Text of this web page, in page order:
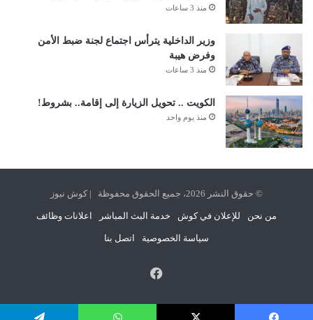
منذ 3 ساعات
وزير الداخلية يترأس اجتماع لجنة ضبط الأمن
وفرض هيبة
منذ 3 ساعات
الكويت .. تحويل الزيارة إلى إقامة.. بشروط!
منذ يوم واحد
© حقوق النشر 2026، جميع الحقوق محفوظة | كوش نيوز
من نحن للإعلان في كوش خدمة البث المباشر اعلانات وظائف
سياسة الخصوصية اتصل بنا